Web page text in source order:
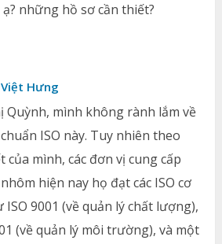
những hồ sơ cần thiết?
Hưng
Quỳnh, mình không rành lắm về
ISO này. Tuy nhiên theo
của mình, các đơn vị cung cấp
hiện nay họ đạt các ISO cơ
ISO 9001 (về quản lý chất lượng),
(về quản lý môi trường), và một